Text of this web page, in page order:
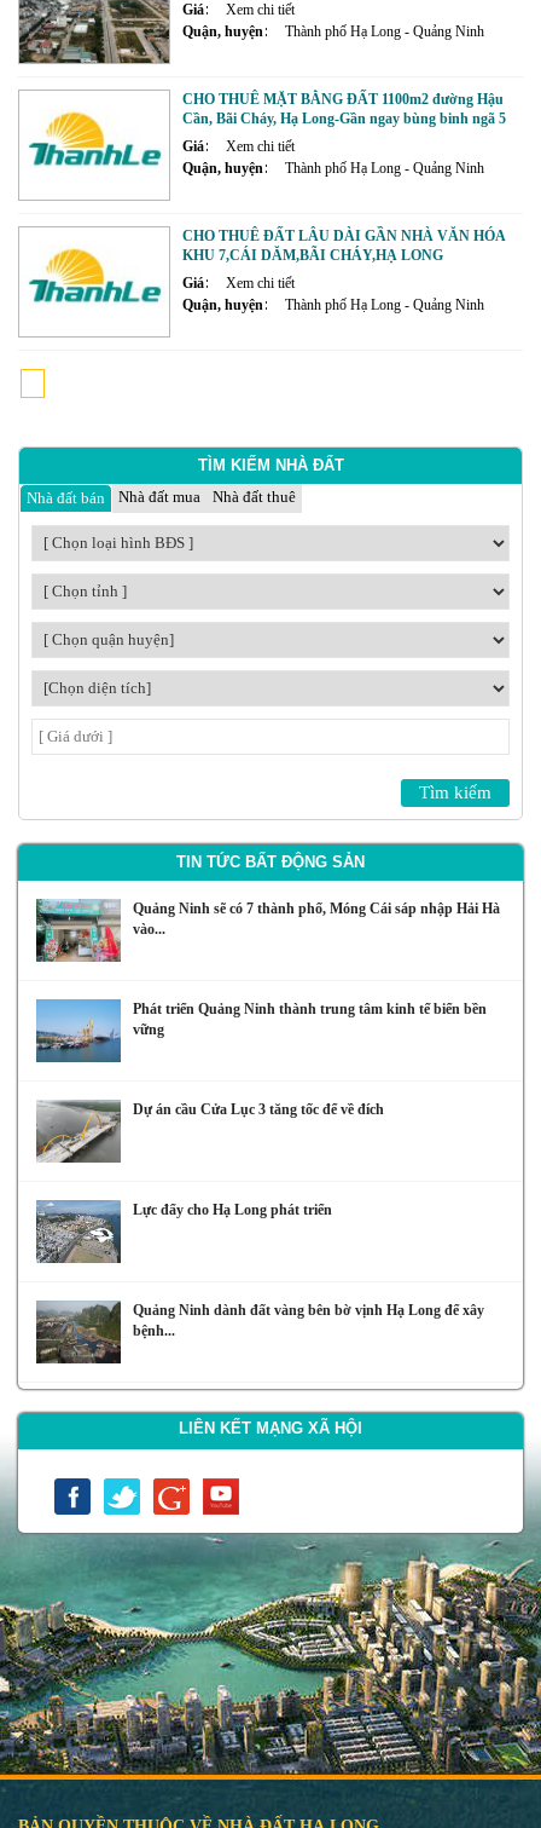
TÌM KIẾM NHÀ ĐẤT
Nhà đất bán
Nhà đất mua Nhà đất thuê
TIN TỨC BẤT ĐỘNG SẢN
Quảng Ninh sẽ có 7 thành phố, Móng Cái sáp nhập Hải Hà
vào...
Phát triển Quảng Ninh thành trung tâm kinh tế biển bền
vững
Dự án cầu Cửa Lục 3 tăng tốc để về đích
Lực đẩy cho Hạ Long phát triển
Quảng Ninh dành đất vàng bên bờ vịnh Hạ Long để xây
bệnh...
LIÊN KẾT MẠNG XÃ HỘI
Giá
Xem chi tiết
Quận, huyện
Thành phố Hạ Long - Quảng Ninh
CHO THUÊ MẶT BẰNG ĐẤT 1100m2 đường Hậu
Cần, Bãi Cháy, Hạ Long-Gần ngay bùng binh ngã 5
tường gốm sứ.
Giá
Xem chi tiết
Quận, huyện
Thành phố Hạ Long - Quảng Ninh
CHO THUÊ ĐẤT LÂU DÀI GẦN NHÀ VĂN HÓA
KHU 7,CÁI DĂM,BÃI CHÁY,HẠ LONG
Giá
Xem chi tiết
Quận, huyện
Thành phố Hạ Long - Quảng Ninh